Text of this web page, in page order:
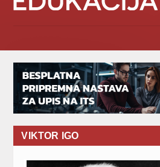
VIKTOR IGO